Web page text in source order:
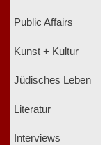
Public Affairs
Kunst + Kultur
Jüdisches Leben
Literatur
Interviews